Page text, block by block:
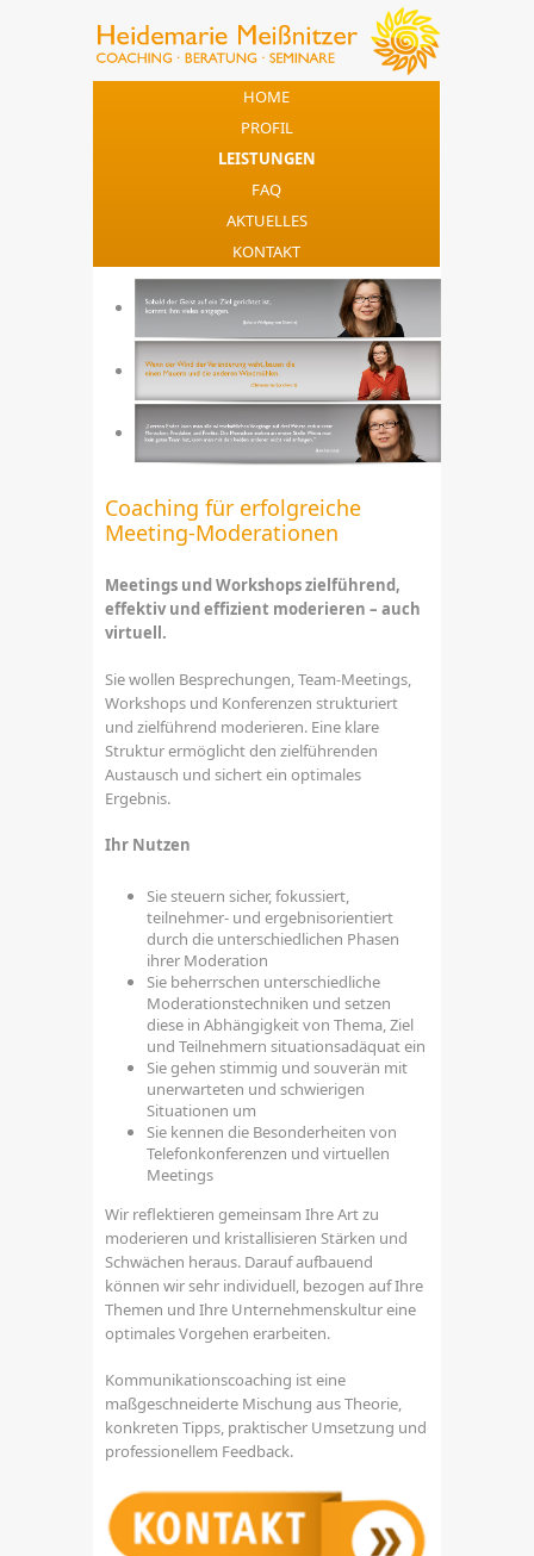
HOME
PROFIL
LEISTUNGEN
FAQ
AKTUELLES
KONTAKT
Coaching für erfolgreiche
Meeting-Moderationen
Meetings und Workshops zielführend,
effektiv und effizient moderieren – auch
virtuell.
Sie wollen Besprechungen, Team-Meetings,
Workshops und Konferenzen strukturiert
und zielführend moderieren. Eine klare
Struktur ermöglicht den zielführenden
Austausch und sichert ein optimales
Ergebnis.
Ihr Nutzen
Sie steuern sicher, fokussiert,
teilnehmer- und ergebnisorientiert
durch die unterschiedlichen Phasen
ihrer Moderation
Sie beherrschen unterschiedliche
Moderationstechniken und setzen
diese in Abhängigkeit von Thema, Ziel
und Teilnehmern situationsadäquat ein
Sie gehen stimmig und souverän mit
unerwarteten und schwierigen
Situationen um
Sie kennen die Besonderheiten von
Telefonkonferenzen und virtuellen
Meetings
Wir reflektieren gemeinsam Ihre Art zu
moderieren und kristallisieren Stärken und
Schwächen heraus. Darauf aufbauend
können wir sehr individuell, bezogen auf Ihre
Themen und Ihre Unternehmenskultur eine
optimales Vorgehen erarbeiten.
Kommunikationscoaching ist eine
maßgeschneiderte Mischung aus Theorie,
konkreten Tipps, praktischer Umsetzung und
professionellem Feedback.